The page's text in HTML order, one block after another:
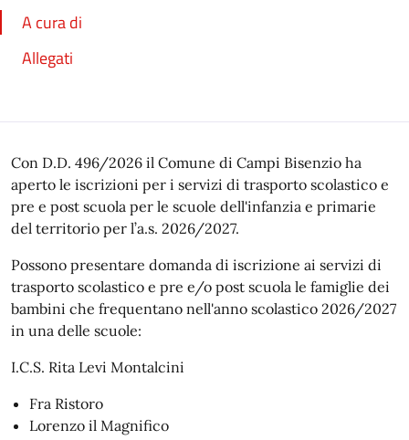
A cura di
Allegati
Con D.D. 496/2026 il Comune di Campi Bisenzio ha
aperto le iscrizioni per i servizi di trasporto scolastico e
pre e post scuola per le scuole dell'infanzia e primarie
del territorio per l’a.s. 2026/2027.
Possono presentare domanda di iscrizione ai servizi di
trasporto scolastico e pre e/o post scuola le famiglie dei
bambini che frequentano nell'anno scolastico 2026/2027
in una delle scuole:
I.C.S. Rita Levi Montalcini
Fra Ristoro
Lorenzo il Magnifico